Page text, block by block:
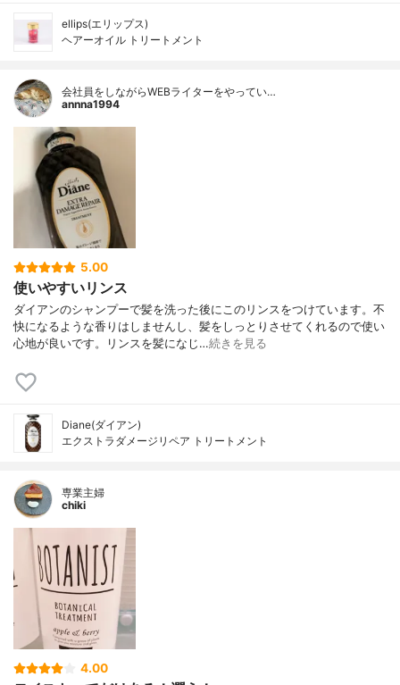
ellips(エリップス)
ヘアーオイル トリートメント
会社員をしながらWEBライターをやってい…
annna1994
5.00
使いやすいリンス
ダイアンのシャンプーで髪を洗った後にこのリンスをつけています。不
快になるような香りはしませんし、髪をしっとりさせてくれるので使い
心地が良いです。リンスを髪になじ…続きを見る
Diane(ダイアン)
エクストラダメージリペア トリートメント
専業主婦
chiki
4.00